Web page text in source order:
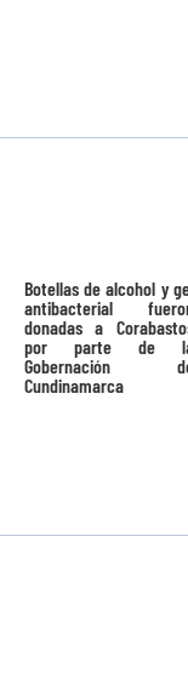
Botellas de alcohol y
antibacterial
donadas a
por parte de
Gobernación
Cundinamarca